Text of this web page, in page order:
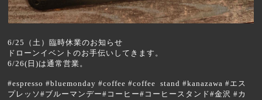
6/25（土）臨時休業のお知らせ
ドローンイベントのお手伝いしてきます。
6/26(日)は通常営業。
#espresso #bluemonday #coffee #coffee stand #kanazawa #エス
プレッソ#ブルーマンデー#コーヒー#コーヒースタンド#金沢 #カ